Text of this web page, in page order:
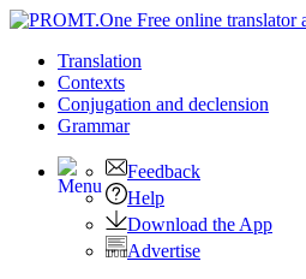
Translation
Contexts
Conjugation and declension
Grammar
Feedback
Help
Download the App
Advertise